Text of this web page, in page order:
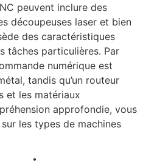
peuvent inclure des
découpeuses laser et bien
des caractéristiques
tâches particulières. Par
numérique est
tandis qu’un routeur
et les matériaux
approfondie, vous
sur les types de machines